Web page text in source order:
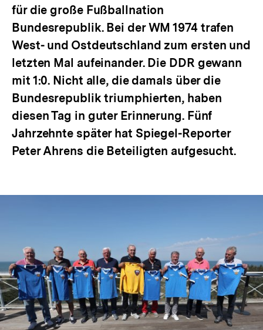
für die große Fußballnation
Bundesrepublik. Bei der WM 1974 trafen
West- und Ostdeutschland zum ersten und
letzten Mal aufeinander. Die DDR gewann
mit 1:0. Nicht alle, die damals über die
Bundesrepublik triumphierten, haben
diesen Tag in guter Erinnerung. Fünf
Jahrzehnte später hat Spiegel-Reporter
Peter Ahrens die Beteiligten aufgesucht.